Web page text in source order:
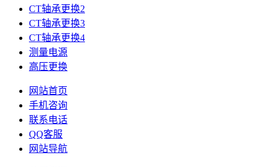
CT轴承更换2
CT轴承更换3
CT轴承更换4
测量电源
高压更换
网站首页
手机咨询
联系电话
QQ客服
网站导航